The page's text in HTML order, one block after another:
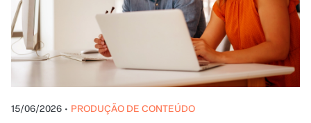
15/06/2026 • PRODUÇÃO DE CONTEÚDO